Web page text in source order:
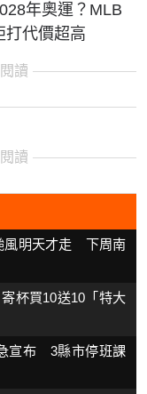
年奧運？MLB
代價超高
讀
讀
風明天才走 下周南
杯買10送10「特大
宣布 3縣市停班課